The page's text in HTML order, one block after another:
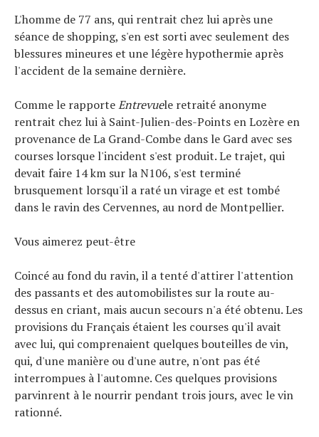
L'homme de 77 ans, qui rentrait chez lui après une
séance de shopping, s'en est sorti avec seulement des
blessures mineures et une légère hypothermie après
l'accident de la semaine dernière.
Comme le rapporteEntrevuele retraité anonyme
rentrait chez lui à Saint-Julien-des-Points en Lozère en
provenance de La Grand-Combe dans le Gard avec ses
courses lorsque l'incident s'est produit. Le trajet, qui
devait faire 14 km sur la N106, s'est terminé
brusquement lorsqu'il a raté un virage et est tombé
dans le ravin des Cervennes, au nord de Montpellier.
Vous aimerez peut-être
Coincé au fond du ravin, il a tenté d'attirer l'attention
des passants et des automobilistes sur la route au-
dessus en criant, mais aucun secours n'a été obtenu. Les
provisions du Français étaient les courses qu'il avait
avec lui, qui comprenaient quelques bouteilles de vin,
qui, d'une manière ou d'une autre, n'ont pas été
interrompues à l'automne. Ces quelques provisions
parvinrent à le nourrir pendant trois jours, avec le vin
rationné.